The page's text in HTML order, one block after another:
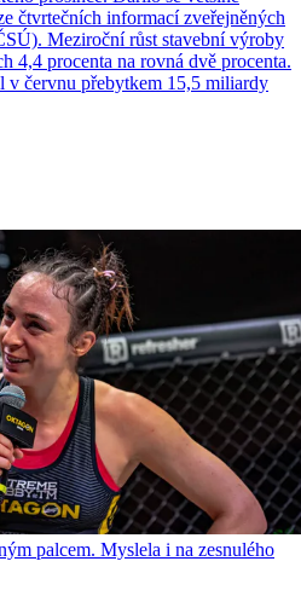
čtvrtečních informací zveřejněných
Meziroční růst stavební výroby
4,4 procenta na rovná dvě procenta.
v červnu přebytkem 15,5 miliardy
palcem. Myslela i na zesnulého